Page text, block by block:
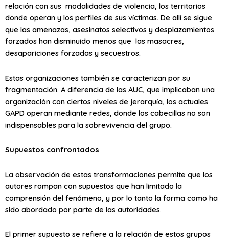
relación con sus modalidades de violencia, los territorios
donde operan y los perfiles de sus víctimas. De allí se sigue
que las amenazas, asesinatos selectivos y desplazamientos
forzados han disminuido menos que las masacres,
desapariciones forzadas y secuestros.
Estas organizaciones también se caracterizan por su
fragmentación. A diferencia de las AUC, que implicaban una
organización con ciertos niveles de jerarquía, los actuales
GAPD operan mediante redes, donde los cabecillas no son
indispensables para la sobrevivencia del grupo.
Supuestos confrontados
La observación de estas transformaciones permite que los
autores rompan con supuestos que han limitado la
comprensión del fenómeno, y por lo tanto la forma como ha
sido abordado por parte de las autoridades.
El primer supuesto se refiere a la relación de estos grupos